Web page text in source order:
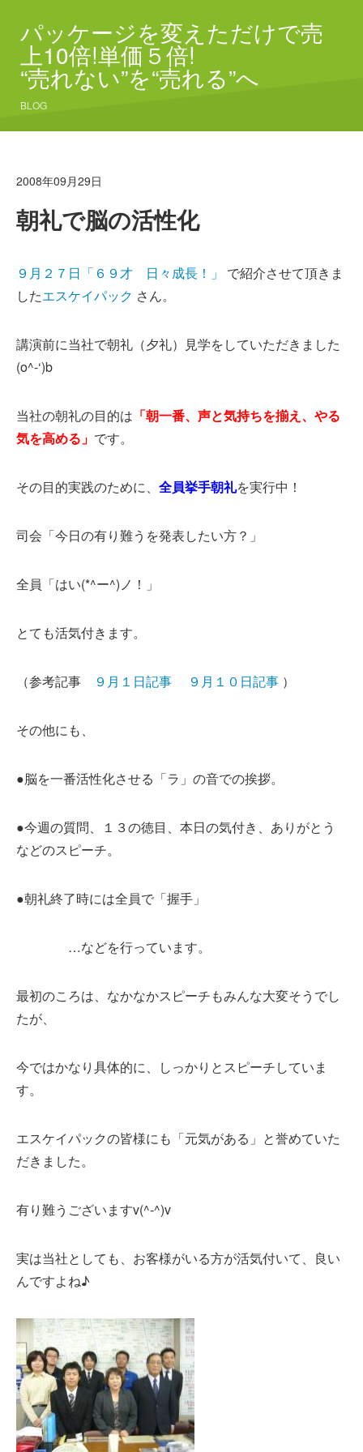
パッケージを変えただけで売
上10倍!単価５倍!
“売れない”を“売れる”へ
BLOG
2008年09月29日
朝礼で脳の活性化
９月２７日「６９才 日々成長！」
で紹介させて頂きま
したエスケイパック さん。
講演前に当社で朝礼（夕礼）見学をしていただきました
(o^-‘)b
当社の朝礼の目的は 「朝一番、声と気持ちを揃え、やる
気を高める」 です。
その目的実践のために、 全員挙手朝礼を実行中！
司会「今日の有り難うを発表したい方？」
全員「はい(*^ー^)ノ！」
とても活気付きます。
（参考記事 ９月１日記事 ９月１０日記事 ）
その他にも、
●脳を一番活性化させる「ラ」の音での挨拶。
●今週の質問、１３の徳目、本日の気付き、ありがとう
などのスピーチ。
●朝礼終了時には全員で「握手」
…などを行っています。
最初のころは、なかなかスピーチもみんな大変そうでし
たが、
今ではかなり具体的に、しっかりとスピーチしていま
す。
エスケイパックの皆様にも「元気がある」と誉めていた
だきました。
有り難うございますv(^-^)v
実は当社としても、お客様がいる方が活気付いて、良い
んですよね♪